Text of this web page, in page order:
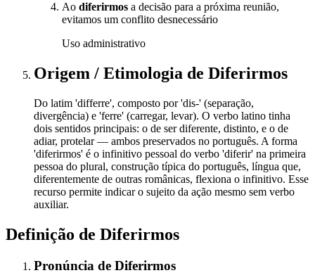
Ao diferirmos a decisão para a próxima reunião,
evitamos um conflito desnecessário
Uso administrativo
Origem / Etimologia de Diferirmos
Do latim 'differre', composto por 'dis-' (separação,
divergência) e 'ferre' (carregar, levar). O verbo latino tinha
dois sentidos principais: o de ser diferente, distinto, e o de
adiar, protelar — ambos preservados no português. A forma
'diferirmos' é o infinitivo pessoal do verbo 'diferir' na primeira
pessoa do plural, construção típica do português, língua que,
diferentemente de outras românicas, flexiona o infinitivo. Esse
recurso permite indicar o sujeito da ação mesmo sem verbo
auxiliar.
Definição de Diferirmos
Pronúncia de Diferirmos